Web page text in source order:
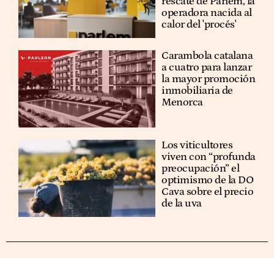
operadora nacida al
calor del 'procés'
Carambola catalana
a cuatro para lanzar
la mayor promoción
inmobiliaria de
Menorca
Los viticultores
viven con “profunda
preocupación” el
optimismo de la DO
Cava sobre el precio
de la uva